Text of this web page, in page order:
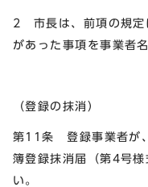
2 市長は、前項の規定
があった事項を事業者
（登録の抹消）
第11条 登録事業者が
簿登録抹消届（第4号
い。